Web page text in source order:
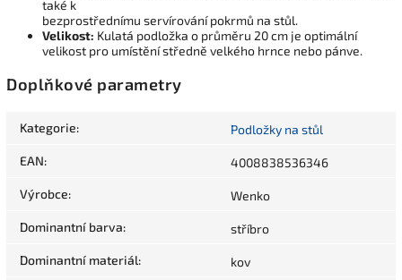
také k
bezprostřednímu servírování pokrmů na stůl.
Velikost: Kulatá podložka o průměru 20 cm je optimální
velikost pro umístění středně velkého hrnce nebo pánve.
Doplňkové parametry
Kategorie: Podložky na stůl
EAN: 4008838536346
Výrobce: Wenko
Dominantní barva: stříbro
Dominantní materiál: kov